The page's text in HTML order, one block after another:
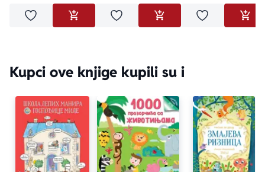
Dodaj u omiljeneDODAJ U KORPUDodaj u omiljeneDODAJ U KORPU
Dodaj u
Kupci ove knjige kupili su i